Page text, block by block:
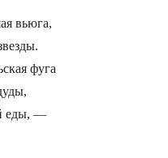
вьюга,
фуга
еды, —